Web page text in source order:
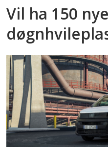
Vil ha 150 nye